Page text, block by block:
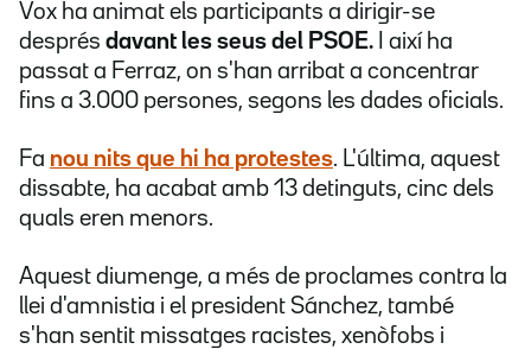
Vox ha animat els participants a dirigir-se
després davant les seus del PSOE. I així ha
passat a Ferraz, on s'han arribat a concentrar
fins a 3.000 persones, segons les dades oficials.
Fa nou nits que hi ha protestes. L'última, aquest
dissabte, ha acabat amb 13 detinguts, cinc dels
quals eren menors.
Aquest diumenge, a més de proclames contra la
llei d'amnistia i el president Sánchez, també
s'han sentit missatges racistes, xenòfobs i